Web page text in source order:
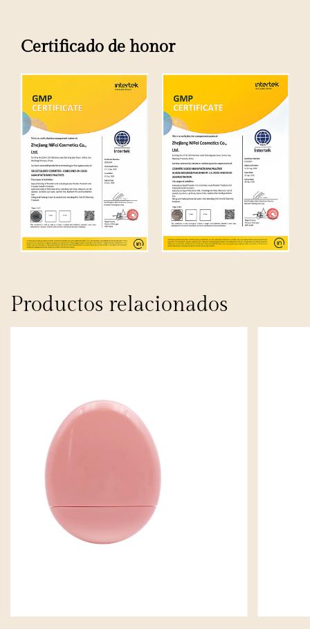
Certificado de honor
Productos relacionados